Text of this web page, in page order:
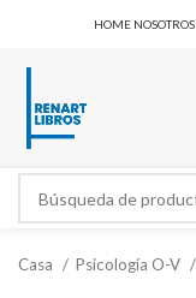
HOME NOSOTROS
Casa Psicología O-V